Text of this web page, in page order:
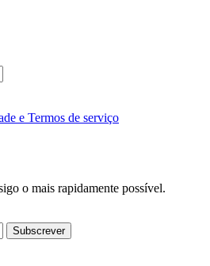
e Termos de serviço
o mais rapidamente possível.
Subscrever